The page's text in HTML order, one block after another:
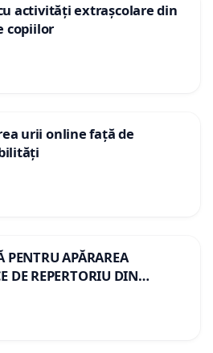
activități extrașcolare din
copiilor
urii online față de
APĂRAREA
DE REPERTORIU DIN